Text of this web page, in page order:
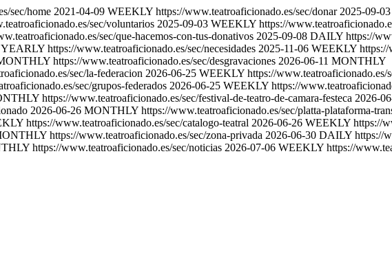
sec/home 2021-04-09 WEEKLY https://www.teatroaficionado.es/sec/donar 2025-09-03
sec/voluntarios 2025-09-03 WEEKLY https://
sec/que-hacemos-con-tus-donativos 2025-09-08 DAILY https://
YEARLY https://www.teatroaficionado.es/sec/necesidades 2025-11-06 WEEKLY https://
https://www.teatroaficionado.es/sec/desgravaciones 2026-06-11 MONTHLY
sec/la-federacion 2026-06-25 WEEKLY https://www.teatroaficionado.es/
sec/grupos-federados 2026-06-25 WEEKLY https://
https://www.teatroaficionado.es/sec/festival-de-teatro-de-camara-festeca 2026-
2026-06-26 MONTHLY https://www.teatroaficionado.es/sec/platta-plataforma-
https://www.teatroaficionado.es/sec/catalogo-teatral 2026-06-26 WEEKLY https://
https://www.teatroaficionado.es/sec/zona-privada 2026-06-30 DAILY https://
https://www.teatroaficionado.es/sec/noticias 2026-07-06 WEEKLY https://